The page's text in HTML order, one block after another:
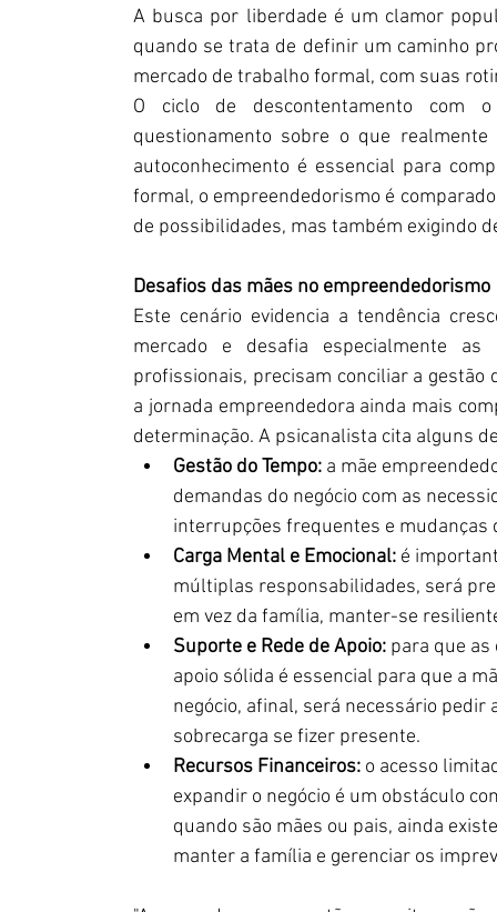
A busca por liberdade é um clamor
quando se trata de definir um caminho
mercado de trabalho formal, com suas
O ciclo de descontentamento com
questionamento sobre o que
autoconhecimento é essencial para
formal, o empreendedorismo é
de possibilidades, mas também exigindo
Desafios das mães no empreendedorismo
Este cenário evidencia a tendência
mercado e desafia especialmente
profissionais, precisam conciliar a
a jornada empreendedora ainda mais
determinação. A psicanalista cita alguns
Gestão do Tempo: a mãe
demandas do negócio com as
interrupções frequentes e mudanças
Carga Mental e Emocional: é
múltiplas responsabilidades, será
em vez da família, manter-se
Suporte e Rede de Apoio: para que
apoio sólida é essencial para que a
negócio, afinal, será necessário
sobrecarga se fizer presente.
Recursos Financeiros: o acesso
expandir o negócio é um obstáculo
quando são mães ou pais, ainda
manter a família e gerenciar os